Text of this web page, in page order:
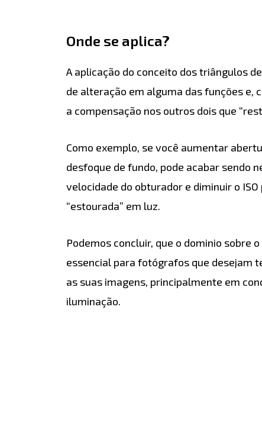
Onde se aplica?
A aplicação do conceito dos triângulos
de alteração em alguma das funções e,
a compensação nos outros dois que
Como exemplo, se você aumentar
desfoque de fundo, pode acabar sendo
velocidade do obturador e diminuir o
“estourada” em luz.
Podemos concluir, que o dominio sobre
essencial para fotógrafos que desejam
as suas imagens, principalmente em
iluminação.